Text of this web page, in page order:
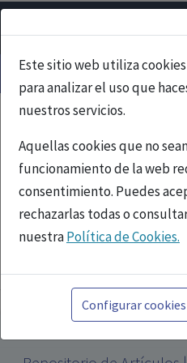
Este sitio web utiliza
para analizar el uso que
nuestros servicios.
Aquellas cookies que no
funcionamiento de la web
consentimiento. Puedes
rechazarlas todas o
nuestraPolítica de Cookies.
Toda la información incluida
referida a productos del
tanto, dirigida a
facultados para prescribir o
Configurar cookies